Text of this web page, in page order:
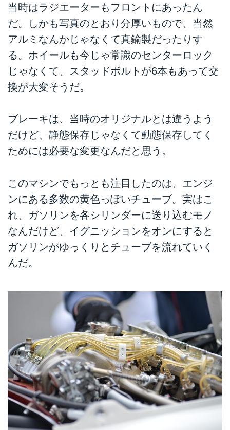
当時はラジエーターもフロントにあったん
だ。しかも写真のとおり分厚いもので、当然
アルミなんかじゃなくて真鍮製だったりす
る。ホイールも今じゃ常識のセンターロック
じゃなくて、スタッドボルトが6本もあって交
換が大変そうだ。
ブレーキは、当時のオリジナルとは違うよう
だけど、静態保存じゃなくて動態保存してく
ためには必要な変更なんだと思う。
このマシンでもっとも注目したのは、エンジ
ンにある多数の黄色っぽいチューブ。実はこ
れ、ガソリンを各シリンダーに送り込むモノ
なんだけど、イグニッションをオンにすると
ガソリンがゆっくりとチューブを流れていく
んだ。